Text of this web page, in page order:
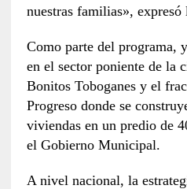
nuestras familias», expresó
Como parte del programa,
en el sector poniente de la
Bonitos Toboganes y el
Progreso donde se
viviendas en un predio de
el Gobierno Municipal.
A nivel nacional, la